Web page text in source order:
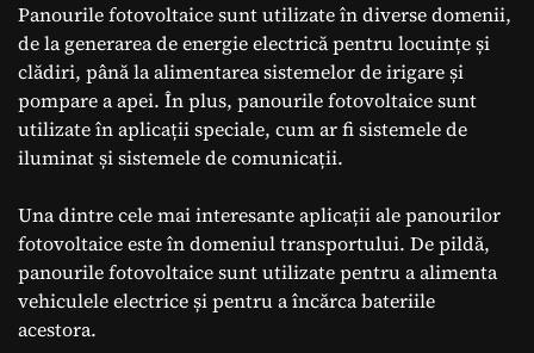
Panourile fotovoltaice sunt utilizate în diverse domenii,
de la generarea de energie electrică pentru locuințe și
clădiri, până la alimentarea sistemelor de irigare și
pompare a apei. În plus, panourile fotovoltaice sunt
utilizate în aplicații speciale, cum ar fi sistemele de
iluminat și sistemele de comunicații.
Una dintre cele mai interesante aplicații ale panourilor
fotovoltaice este în domeniul transportului. De pildă,
panourile fotovoltaice sunt utilizate pentru a alimenta
vehiculele electrice și pentru a încărca bateriile
acestora.